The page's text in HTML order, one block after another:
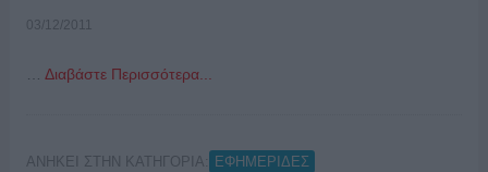
03/12/2011
Διαβάστε Περισσότερα...
ΑΝΗΚΕΙ ΣΤΗΝ ΚΑΤΗΓΟΡΙΑ: ΕΦΗΜΕΡΙΔΕΣ